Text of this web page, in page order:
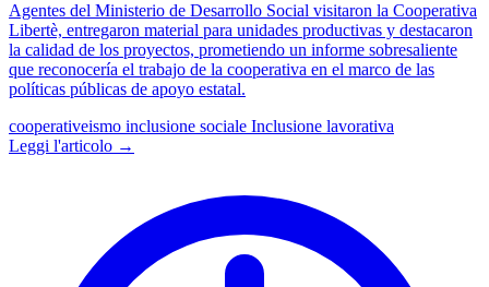
Agentes del Ministerio de Desarrollo Social visitaron la Cooperativa
Libertè, entregaron material para unidades productivas y destacaron
la calidad de los proyectos, prometiendo un informe sobresaliente
que reconocería el trabajo de la cooperativa en el marco de las
políticas públicas de apoyo estatal.
cooperativeismo inclusione sociale Inclusione lavorativa
Leggi l'articolo →